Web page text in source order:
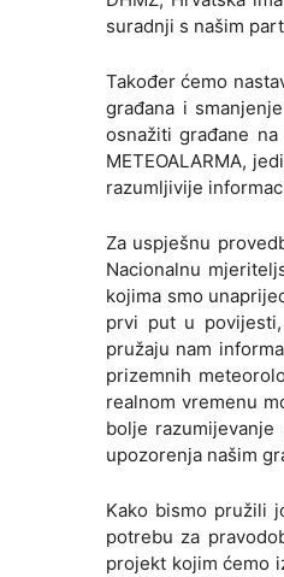
suradnji s našim
Također ćemo
građana i
osnažiti građane
METEOALARMA,
razumljivije
Za uspješnu
Nacionalnu
kojima smo
prvi put u povijesti,
pružaju nam
prizemnih
realnom vremenu
bolje
upozorenja našim
Kako bismo pružili
potrebu za
projekt kojim ćemo